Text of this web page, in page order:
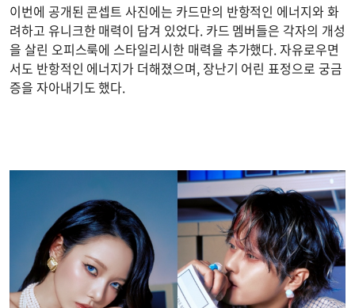
이번에 공개된 콘셉트 사진에는 카드만의 반항적인 에너지와 화
려하고 유니크한 매력이 담겨 있었다. 카드 멤버들은 각자의 개성
을 살린 오피스룩에 스타일리시한 매력을 추가했다. 자유로우면
서도 반항적인 에너지가 더해졌으며, 장난기 어린 표정으로 궁금
증을 자아내기도 했다.